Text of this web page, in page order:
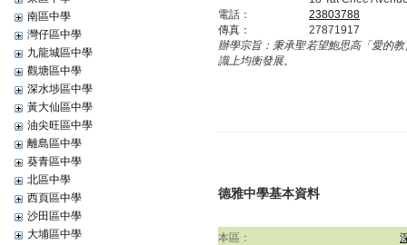
南區中學
灣仔區中學
九龍城區中學
觀塘區中學
深水埗區中學
黃大仙區中學
油尖旺區中學
離島區中學
葵青區中學
北區中學
西頁區中學
沙田區中學
大埔區中學
電話：
23803788
傳真：
27871917
辦學宗旨： 秉承聖若望鮑思高「愛的
識上均衡發展。
德雅中學基本資料
本區：